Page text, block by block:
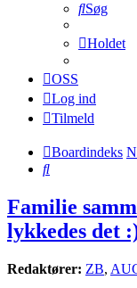
Søg
Holdet
OSS
Log ind
Tilmeld
Boardindeks
Søg
Familie
lykkedes det
Redaktører: ZB,